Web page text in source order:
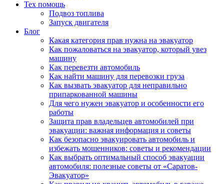
Тех помощь
Подвоз топлива
Запуск двигателя
Блог
Какая категория прав нужна на эвакуатор
Как пожаловаться на эвакуатор, который увез
машину
Как перевезти автомобиль
Как найти машину для перевозки груза
Как вызвать эвакуатор для неправильно
припаркованной машины
Для чего нужен эвакуатор и особенности его
работы
Защита прав владельцев автомобилей при
эвакуации: важная информация и советы
Как безопасно эвакуировать автомобиль и
избежать мошенников: советы и рекомендации
Как выбрать оптимальный способ эвакуации
автомобиля: полезные советы от «Саратов-
Эвакуатор»